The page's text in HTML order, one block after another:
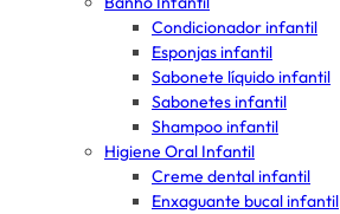
Condicionador infantil
Esponjas infantil
Sabonete líquido infantil
Sabonetes infantil
Shampoo infantil
Higiene Oral Infantil
Creme dental infantil
Enxaguante bucal infantil